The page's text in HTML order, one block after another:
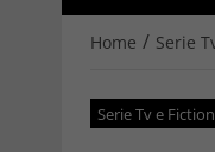
Home / Serie
Serie Tv e Fiction